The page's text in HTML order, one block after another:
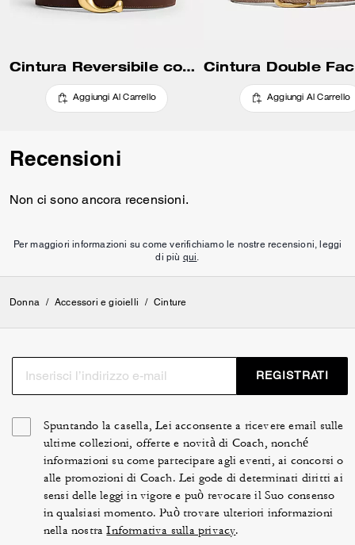
Cintura Reversibile con Fibbia C Scolpita, 25 Mm
Aggiungi Al Carrello Aggiungi Al Carrello
Recensioni
Non ci sono ancora recensioni.
Per maggiori informazioni su come verifichiamo le nostre recensioni, leggi
di più qui
Donna / Accessori e gioielli / Cinture
REGISTRATI
Spuntando la casella, Lei acconsente a ricevere email sulle
ultime collezioni, offerte e novità di Coach, nonché
informazioni su come partecipare agli eventi, ai concorsi o
alle promozioni di Coach. Lei gode di determinati diritti ai
sensi delle leggi in vigore e può revocare il Suo consenso
in qualsiasi momento. Può trovare ulteriori informazioni
nella nostraInformativa sulla privacy.